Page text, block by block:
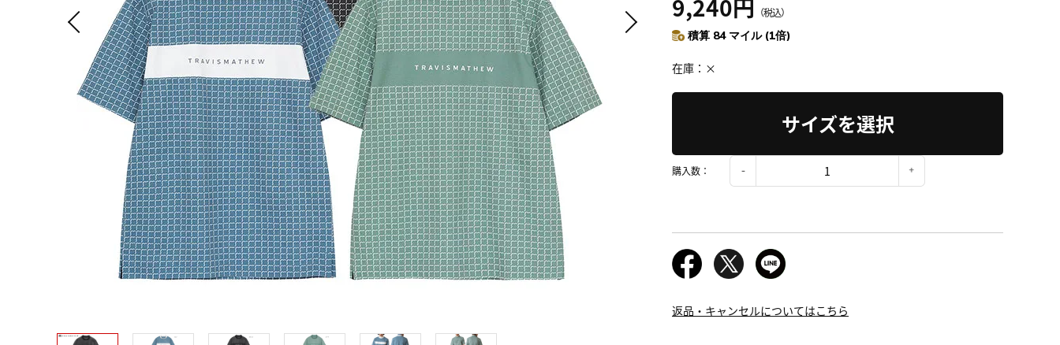
9,240円 （税込）
積算 84 マイル (1倍)
在庫 ×
サイズを選択
購入数：
返品・キャンセルについてはこちら